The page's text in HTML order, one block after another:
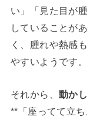
い」「見た目が
していることが
く、腫れや熱感
やすいようです。
それから、 動か
**「座ってて立ち